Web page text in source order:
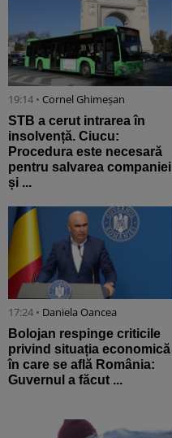
19:14 • Cornel Ghimeșan
STB a cerut intrarea în
insolvență. Ciucu:
Procedura este necesară
pentru salvarea companiei
și ...
17:24 • Daniela Oancea
Bolojan respinge criticile
privind situația economică
în care se află România:
Guvernul a făcut ...